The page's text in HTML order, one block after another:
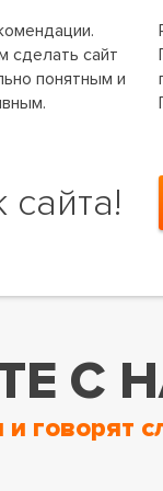
сделать сайт
понятным и
С